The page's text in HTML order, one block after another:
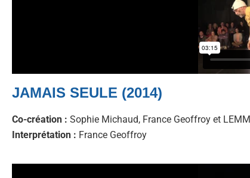
JAMAIS SEULE (2014)
Co-création : Sophie Michaud, France Geoffroy et LEMM
Interprétation : France Geoffroy